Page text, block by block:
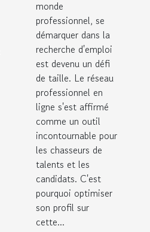
d'emploi
monde
professionnel, se
démarquer dans la
recherche d'emploi
est devenu un défi
de taille. Le réseau
professionnel en
ligne s'est affirmé
comme un outil
incontournable pour
les chasseurs de
talents et les
candidats. C'est
pourquoi optimiser
son profil sur
cette...